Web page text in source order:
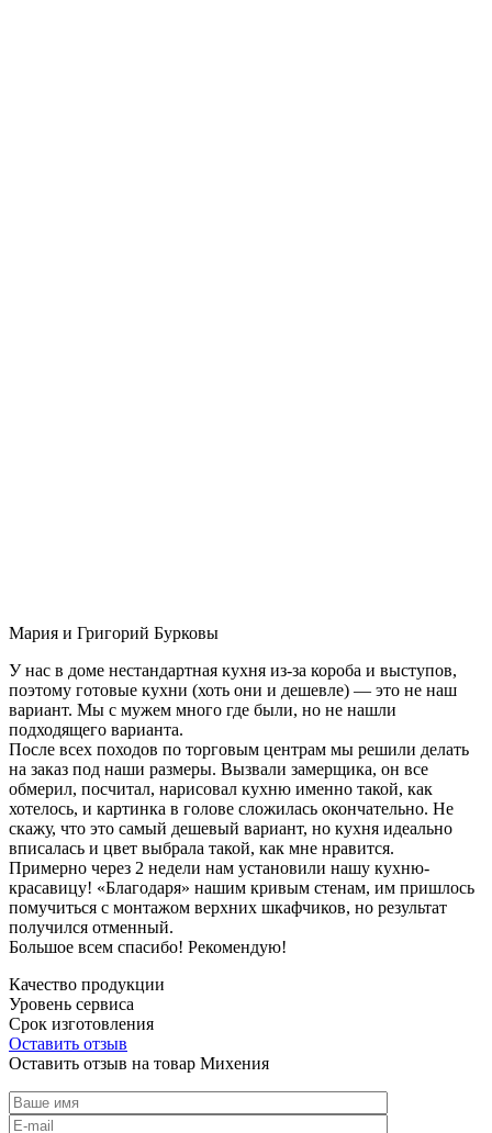
Мария и Григорий Бурковы
У нас в доме нестандартная кухня из-за короба и выступов,
поэтому готовые кухни (хоть они и дешевле) — это не наш
вариант. Мы с мужем много где были, но не нашли
подходящего варианта.
После всех походов по торговым центрам мы решили делать
на заказ под наши размеры. Вызвали замерщика, он все
обмерил, посчитал, нарисовал кухню именно такой, как
хотелось, и картинка в голове сложилась окончательно. Не
скажу, что это самый дешевый вариант, но кухня идеально
вписалась и цвет выбрала такой, как мне нравится.
Примерно через 2 недели нам установили нашу кухню-
красавицу! «Благодаря» нашим кривым стенам, им пришлось
помучиться с монтажом верхних шкафчиков, но результат
получился отменный.
Большое всем спасибо! Рекомендую!
Качество продукции
Уровень сервиса
Срок изготовления
Оставить отзыв
Оставить отзыв на товар Михения